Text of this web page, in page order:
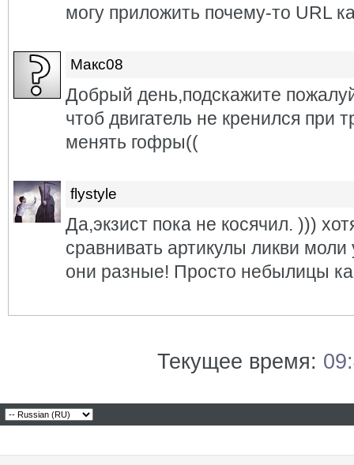
могу приложить почему-то URL
Макс08
Добрый день,подскажите
чтоб двигатель не кренился при
менять гофры((
flystyle
Да,экзист пока не косячил. )))
сравнивать артикулы ликви
они разные! Просто небылицы
Текущее время: